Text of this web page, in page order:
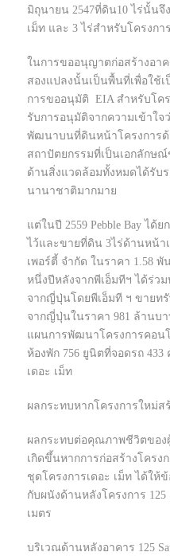
มิถุนายน 2547ที่ดิน10 ไร่นั้นจึ
เม็ท และ 3 ไร่สำหรับโครงก
ในการขออนุญาตก่อสร้างอาค
สองแปลงนั้นเป็นพื้นที่เพื่อใช้
การขออนุมัติ EIA สำหรับโค
รับการอนุมัติจากความเข้าใจ
พัฒนาบนที่ดินหน้าโครงการด้
สถาปัตยกรรมที่เป็นเอกลักษณ์
ด้านสิ่งแวดล้อมทั้งหมดได้รับ
นานาชาติมากมาย
แต่ในปี 2559 Pebble Bay ได้
ไว้และขายที่ดิน 3ไร่ด้านหน้า
เพอร์ตี้ จำกัด ในราคา 1.58
หนึ่งปีหลังจากพีเอ็มทีฯ ได้ร่ว
จากญี่ปุ่นโดยพีเอ็มที ฯ ขายทรั
จากญี่ปุ่นในราคา 981 ล้านบ
แผนการพัฒนาโครงการคอน
ห้องพัก 756 ยูนิตที่จอดรถ
เดอะ เม็ท
ผลกระทบหากโครงการใหม่ส
ผลกระทบต่อคุณภาพชีวิตของ
เกิดขึ้นหากการก่อสร้างโครง
ชุดโครงการเดอะ เม็ท ได้ให้
กับผนังด้านหลังโครงการ 125
เมตร
บริเวณด้านหลังอาคาร 125